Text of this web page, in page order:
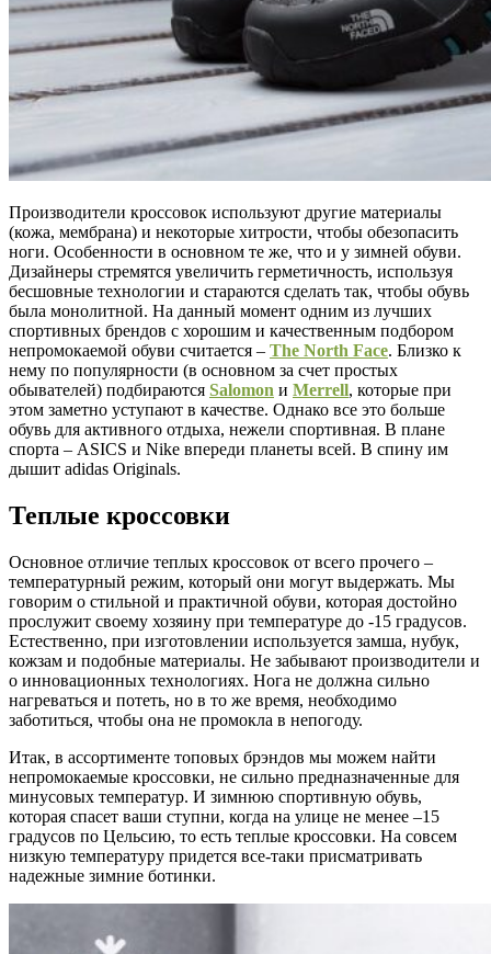
Производители кроссовок используют другие материалы
(кожа, мембрана) и некоторые хитрости, чтобы обезопасить
ноги. Особенности в основном те же, что и у зимней обуви.
Дизайнеры стремятся увеличить герметичность, используя
бесшовные технологии и стараются сделать так, чтобы обувь
была монолитной. На данный момент одним из лучших
спортивных брендов с хорошим и качественным подбором
непромокаемой обуви считается – The North Face. Близко к
нему по популярности (в основном за счет простых
обывателей) подбираются Salomon и Merrell, которые при
этом заметно уступают в качестве. Однако все это больше
обувь для активного отдыха, нежели спортивная. В плане
спорта – ASICS и Nike впереди планеты всей. В спину им
дышит adidas Originals.
Теплые кроссовки
Основное отличие теплых кроссовок от всего прочего –
температурный режим, который они могут выдержать. Мы
говорим о стильной и практичной обуви, которая достойно
прослужит своему хозяину при температуре до -15 градусов.
Естественно, при изготовлении используется замша, нубук,
кожзам и подобные материалы. Не забывают производители и
о инновационных технологиях. Нога не должна сильно
нагреваться и потеть, но в то же время, необходимо
заботиться, чтобы она не промокла в непогоду.
Итак, в ассортименте топовых брэндов мы можем найти
непромокаемые кроссовки, не сильно предназначенные для
минусовых температур. И зимнюю спортивную обувь,
которая спасет ваши ступни, когда на улице не менее –15
градусов по Цельсию, то есть теплые кроссовки. На совсем
низкую температуру придется все-таки присматривать
надежные зимние ботинки.